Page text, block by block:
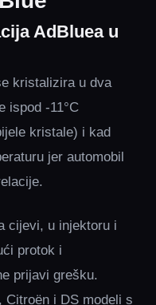
AdBluea u
kristalizira u dva
ispod -11°C
kristale) i kad
jer automobil
cijevi, u injektoru i
protok i
prijavi grešku.
Citroën i DS modeli s